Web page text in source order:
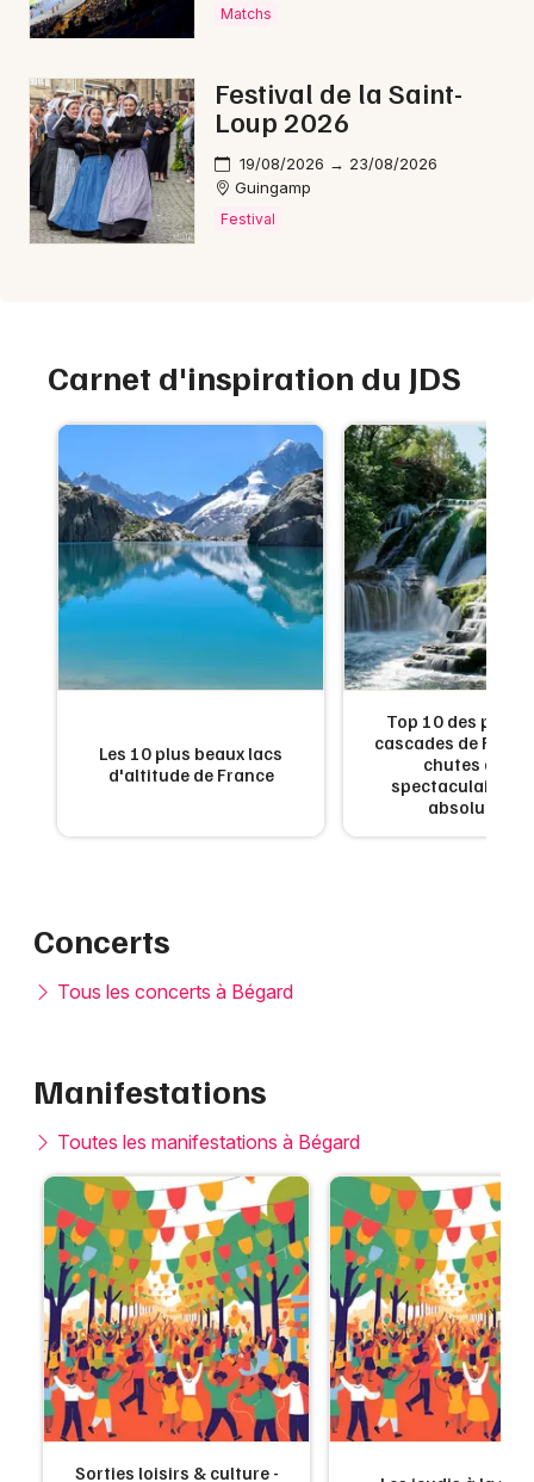
Matchs
Festival de la Saint-
Loup 2026
19/08/2026 → 23/08/2026
Guingamp
Festival
Carnet d'inspiration du JDS
Les 10 plus beaux lacs
d'altitude de France
Top 10 des plus
cascades de
chutes d'eau
spectaculaires à
absolument
Concerts
Tous les concerts à Bégard
Manifestations
Toutes les manifestations à Bégard
Sorties loisirs & culture -